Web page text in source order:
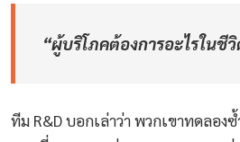
“ผู้บริโภคต้องการอะไรในชี
ทีม R&D บอกเล่าว่า พวกเขาทดลอง